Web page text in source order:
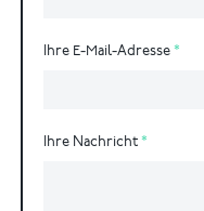
Ihre E-Mail-Adresse
Ihre Nachricht